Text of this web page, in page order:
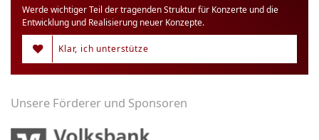
Werde wichtiger Teil der tragenden Struktur für Konzerte und die
Entwicklung und Realisierung neuer Konzepte.
Klar, ich unterstütze
Unsere Förderer und Sponsoren